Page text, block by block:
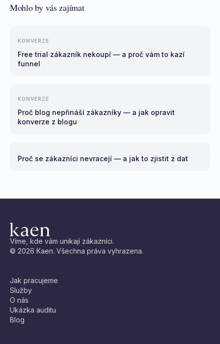
Mohlo by vás zajímat
KONVERZE
Free trial zákazník nekoupí — a proč vám to kazí
funnel
KONVERZE
Proč blog nepřináší zákazníky — a jak opravit
konverze z blogu
Proč se zákazníci nevracejí — a jak to zjistit z dat
Víme, kde vám unikají zákazníci.
© 2026 Kaen. Všechna práva vyhrazena.
Jak pracujeme
Služby
O nás
Ukázka auditu
Blog